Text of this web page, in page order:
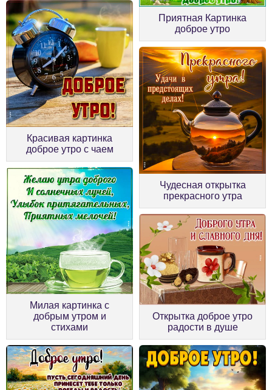
Приятная Картинка
доброе утро
Красивая картинка
доброе утро с чаем
Чудесная открытка
прекрасного утра
Милая картинка с
добрым утром и
стихами
Открытка доброе утро
радости в душе